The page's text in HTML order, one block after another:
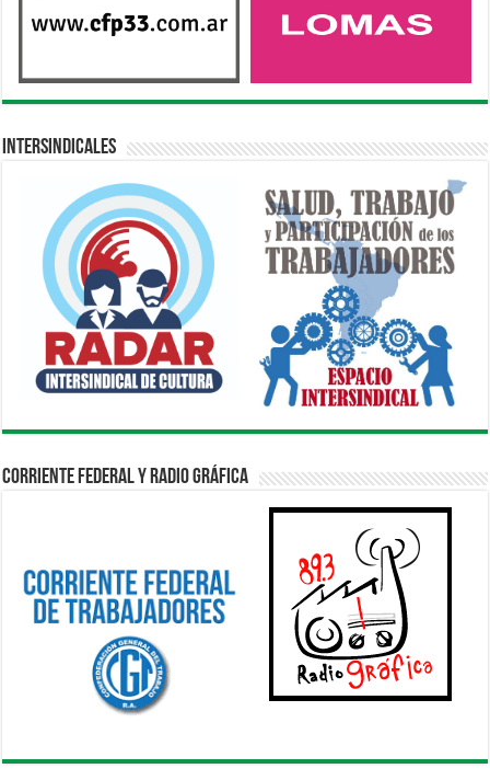
Intersindicales
Corriente Federal y Radio Gráfica